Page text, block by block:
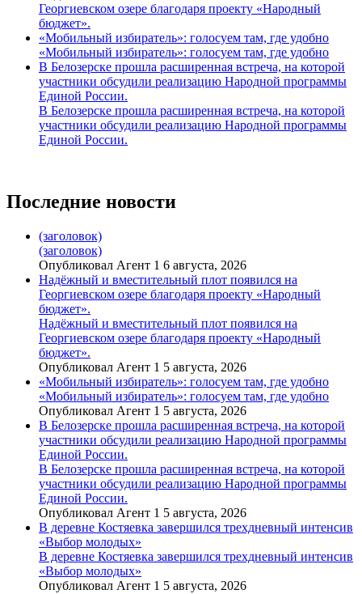
Георгиевском озере благодаря проекту «Народный
бюджет».
«Мобильный избиратель»: голосуем там, где удобно
«Мобильный избиратель»: голосуем там, где удобно
В Белозерске прошла расширенная встреча, на которой
участники обсудили реализацию Народной программы
Единой России.
В Белозерске прошла расширенная встреча, на которой
участники обсудили реализацию Народной программы
Единой России.
Последние новости
(заголовок)
(заголовок)
Опубликовал Агент 1 6 августа, 2026
Надёжный и вместительный плот появился на
Георгиевском озере благодаря проекту «Народный
бюджет».
Надёжный и вместительный плот появился на
Георгиевском озере благодаря проекту «Народный
бюджет».
Опубликовал Агент 1 5 августа, 2026
«Мобильный избиратель»: голосуем там, где удобно
«Мобильный избиратель»: голосуем там, где удобно
Опубликовал Агент 1 5 августа, 2026
В Белозерске прошла расширенная встреча, на которой
участники обсудили реализацию Народной программы
Единой России.
В Белозерске прошла расширенная встреча, на которой
участники обсудили реализацию Народной программы
Единой России.
Опубликовал Агент 1 5 августа, 2026
В деревне Костяевка завершился трехдневный интенсив
«Выбор молодых»
В деревне Костяевка завершился трехдневный интенсив
«Выбор молодых»
Опубликовал Агент 1 5 августа, 2026